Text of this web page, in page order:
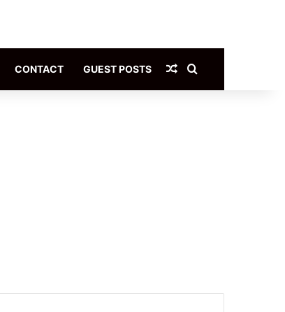
CONTACT GUEST POSTS Article Aléatoire